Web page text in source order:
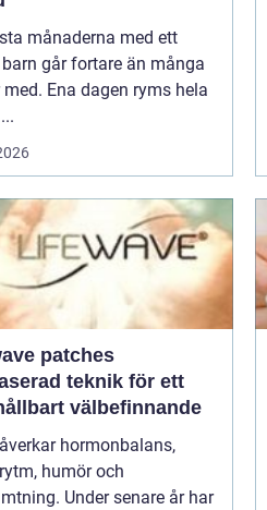
månaderna med ett
går fortare än många
Ena dagen ryms hela
patches
teknik för ett
välbefinnande
hormonbalans,
humör och
Under senare år har